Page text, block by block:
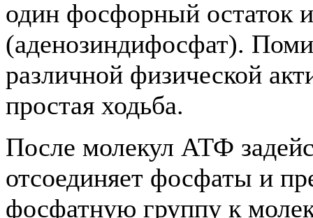
один фосфорный остаток
(аденозиндифосфат).
различной физической
простая ходьба.
После молекул АТФ
отсоединяет фосфаты и
фосфатную группу к